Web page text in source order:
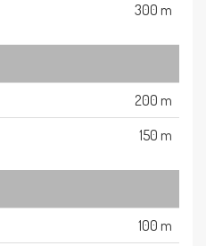
300 m
200 m
150 m
100 m